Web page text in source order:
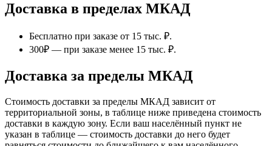
Доставка в пределах МКАД
Бесплатно при заказе от 15 тыс. ₽.
300₽ — при заказе менее 15 тыс. ₽.
Доставка за пределы МКАД
Стоимость доставки за пределы МКАД зависит от
территориальной зоны, в таблице ниже приведена стоимость
доставки в каждую зону. Если ваш населённый пункт не
указан в таблице — стоимость доставки до него будет